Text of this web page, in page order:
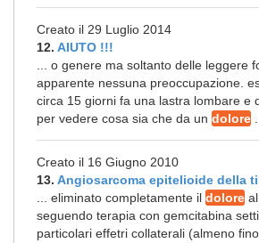
Creato il 29 Luglio 2014
12. AIUTO !!!
... o genere ma soltanto delle leggere
apparente nessuna preoccupazione.
circa 15 giorni fa una lastra lombare e
per vedere cosa sia che da un dolore
Creato il 16 Giugno 2010
13. Angiosarcoma epitelioide della
... eliminato completamente il dolore
seguendo terapia con gemcitabina
particolari effetri collaterali (almeno